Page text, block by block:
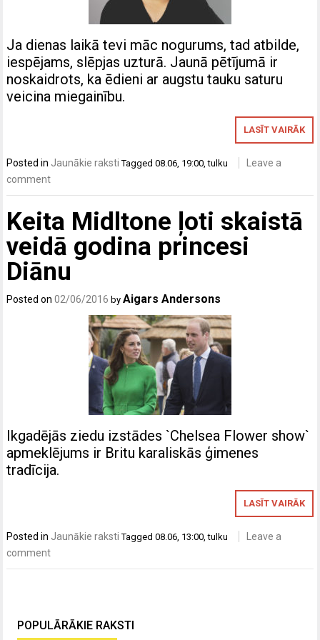
Ja dienas laikā tevi māc nogurums, tad atbilde,
iespējams, slēpjas uzturā. Jaunā pētījumā ir
noskaidrots, ka ēdieni ar augstu tauku saturu
veicina miegainību.
LASĪT VAIRĀK
Posted in Jaunākie raksti Tagged08.06 19:00 ,tulku
Leave a
comment
Keita Midltone ļoti skaistā
veidā godina princesi
Diānu
Posted on02/06/2016 byAigars Andersons
Ikgadējās ziedu izstādes `Chelsea Flower show`
apmeklējums ir Britu karaliskās ģimenes
tradīcija.
LASĪT VAIRĀK
Posted in Jaunākie raksti Tagged08.06, 13:00,tulku
Leave a
comment
POPULĀRĀKIE RAKSTI